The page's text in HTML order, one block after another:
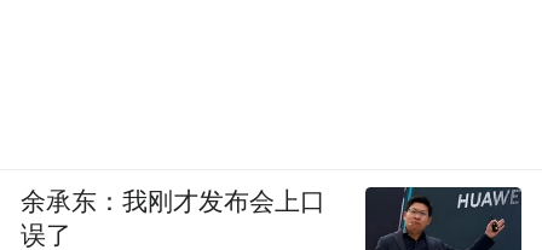
余承东：我刚才发布会上口
误了